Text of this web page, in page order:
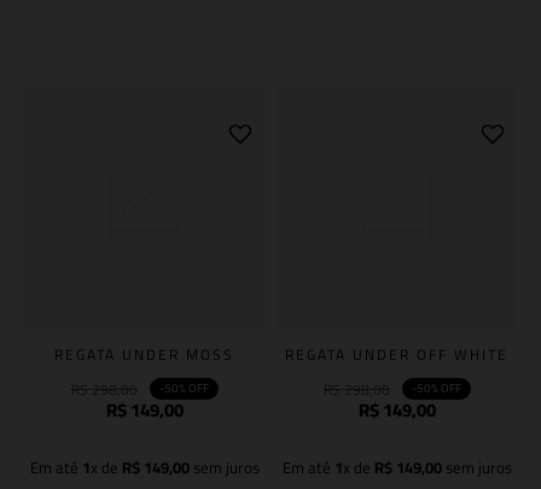
REGATA UNDER MOSS
-50% OFF
R$149,00
Em até 1x de R$149,00sem juros
REGATA UNDER OFF WHITE
-50% OFF
R$149,00
Em até 1x de R$149,00sem juros